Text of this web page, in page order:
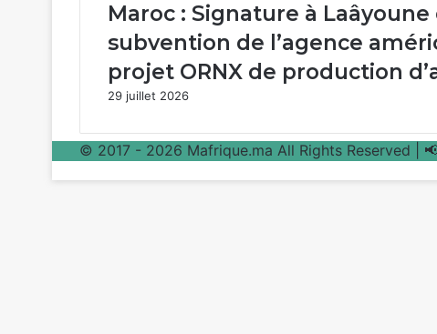
Maroc : Signature à
subvention de l’agence
projet ORNX de production
29 juillet 2026
© 2017 - 2026 Mafrique.ma All Rights Reserved |